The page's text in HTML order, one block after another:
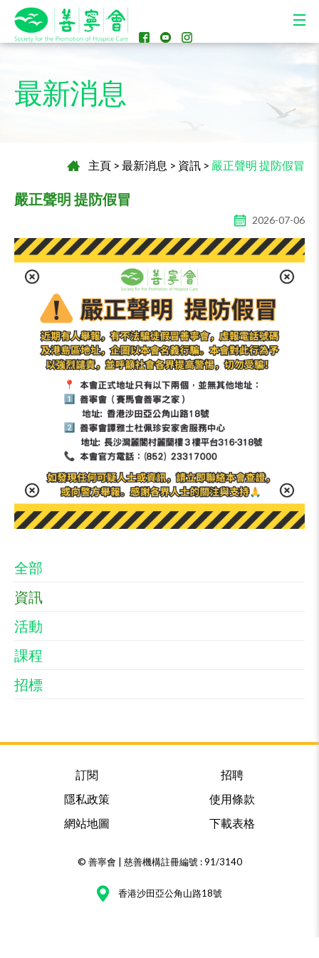
最新消息
主頁 > 最新消息 > 資訊 > 嚴正聲明 提防假冒
嚴正聲明 提防假冒
2026-07-06
全部
資訊
活動
課程
招標
訂閱
招聘
隱私政策
使用條款
網站地圖
下載表格
© 善寧會 | 慈善機構註冊編號 : 91/3140
香港沙田亞公角山路18號